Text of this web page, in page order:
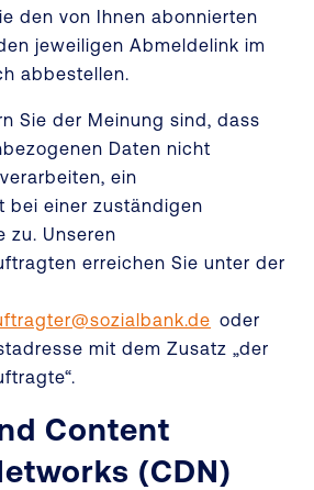
den von Ihnen abonnierten
jeweiligen Abmeldelink im
abbestellen.
Sie der Meinung sind, dass
Daten nicht
ein
bei einer zuständigen
zu. Unseren
erreichen Sie unter der
oder
mit dem Zusatz „der
Content
(CDN)